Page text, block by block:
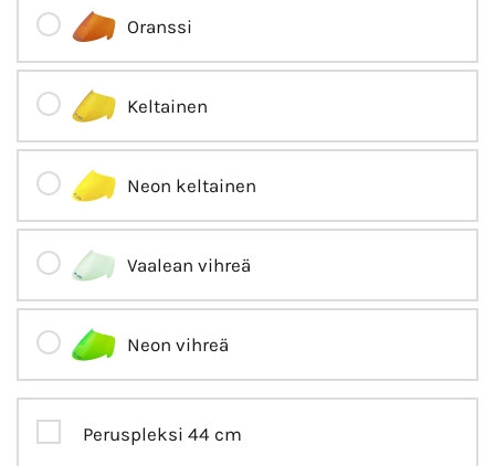
Oranssi
Keltainen
Neon keltainen
Vaalean vihreä
Neon vihreä
Peruspleksi 44 cm